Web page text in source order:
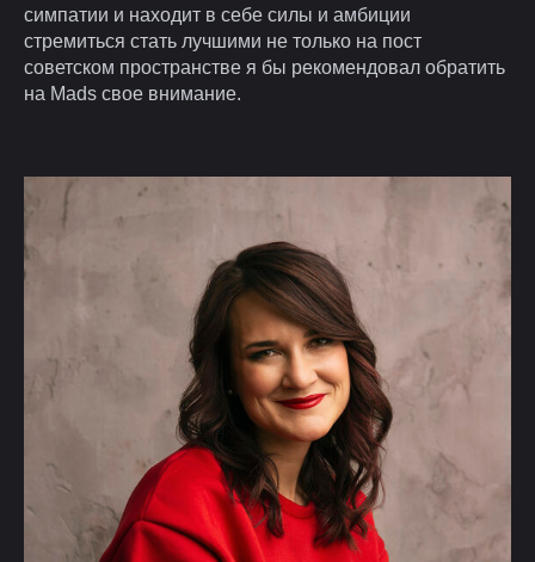
симпатии и находит в себе силы и амбиции
стремиться стать лучшими не только на пост
советском пространстве я бы рекомендовал обратить
на Mads свое внимание.